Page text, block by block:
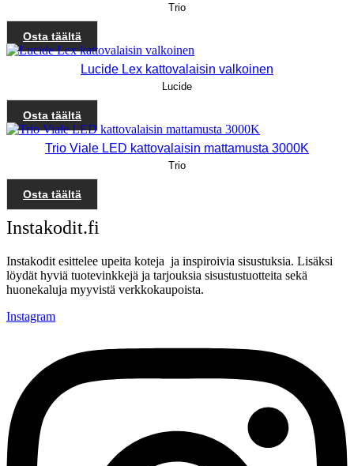
Trio
Osta täältä
Lucide Lex kattovalaisin valkoinen
Lucide
Osta täältä
Trio Viale LED kattovalaisin mattamusta 3000K
Trio
Osta täältä
Instakodit.fi
Instakodit esittelee upeita koteja ja inspiroivia sisustuksia. Lisäksi
löydät hyviä tuotevinkkejä ja tarjouksia sisustustuotteita sekä
huonekaluja myyvistä verkkokaupoista.
Instagram